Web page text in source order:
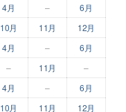
4月 –
6月
10月 11月 12月
4月 –
6月
– 11月 –
4月 –
6月
10月 11月 12月